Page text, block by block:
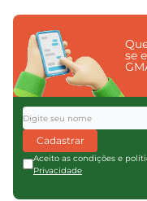
se
Cadastrar
Aceito as condições e
Privacidade